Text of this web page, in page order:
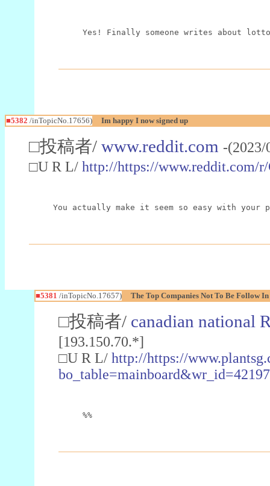
Yes! Finally someone writes about
■5382 /inTopicNo.17656) Im happy I now signed up
□投稿者/ www.reddit.com -
□U R L/ http://https://www.reddit.com/
You actually make it seem so easy with
■5381 /inTopicNo.17657) The Top Companies Not To Be Follow
□投稿者/ canadian national
[193.150.70.*]
□U R L/ http://https://
%%